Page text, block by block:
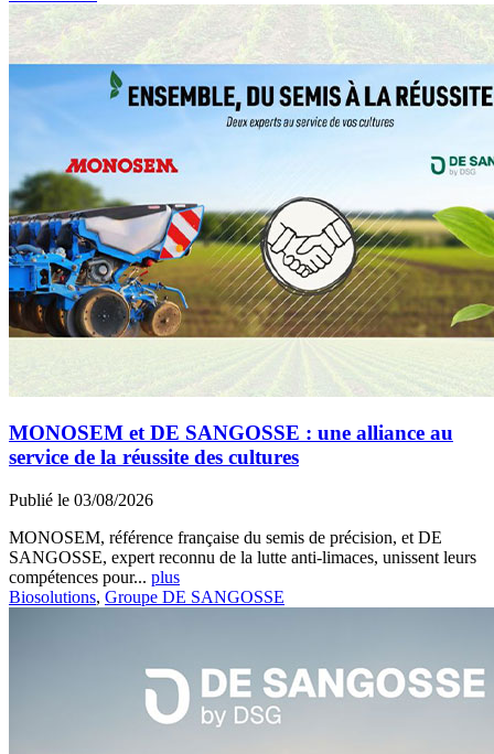
MONOSEM et DE SANGOSSE : une alliance au
service de la réussite des cultures
Publié le 03/08/2026
MONOSEM, référence française du semis de précision, et DE
SANGOSSE, expert reconnu de la lutte anti-limaces, unissent leurs
compétences pour... plus
Biosolutions, Groupe DE SANGOSSE